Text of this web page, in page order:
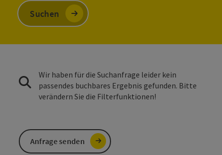
Suchen
Wir haben für die Suchanfrage leider kein
passendes buchbares Ergebnis gefunden. Bitte
verändern Sie die Filterfunktionen!
Anfrage senden